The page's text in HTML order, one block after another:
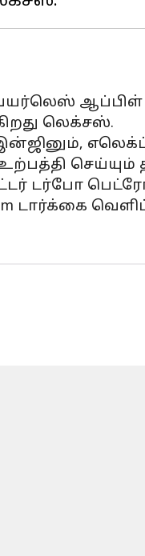
ஆப்பிள்
லெக்சஸ்.
செய்யும்
டர்போ
டார்க்கை